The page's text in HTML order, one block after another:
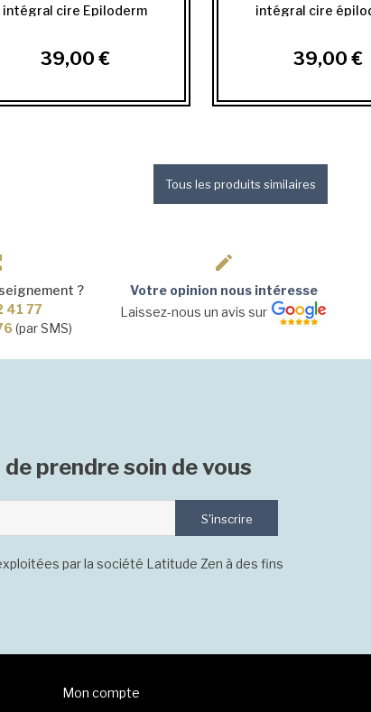
intégral cire Epiloderm
39,00 €
intégral cire
39,00 €
Tous les produits similaires
?
41 77
(par SMS)
Votre opinion nous intéresse
Laissez-nous un avis sur
prendre soin de vous
S'inscrire
par la société Latitude Zen à des fins
Mon compte